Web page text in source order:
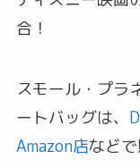
合！
スモール・プラ
ートバッグは、
Amazon店など